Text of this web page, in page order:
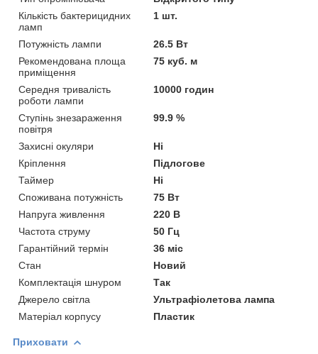
Кількість бактерицидних
ламп
1 шт.
Потужність лампи
26.5 Вт
Рекомендована площа
приміщення
75 куб. м
Середня тривалість
роботи лампи
10000 годин
Ступінь знезараження
повітря
99.9 %
Захисні окуляри
Ні
Кріплення
Підлогове
Таймер
Ні
Споживана потужність
75 Вт
Напруга живлення
220 В
Частота струму
50 Гц
Гарантійний термін
36 міс
Стан
Новий
Комплектація шнуром
Так
Джерело світла
Ультрафіолетова лампа
Матеріал корпусу
Пластик
Приховати